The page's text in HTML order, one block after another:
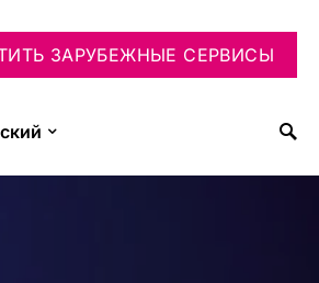
ЗАРУБЕЖНЫЕ СЕРВИСЫ